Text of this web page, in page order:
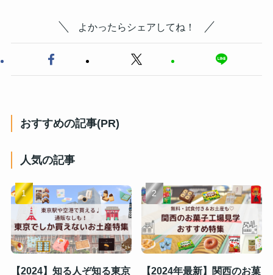
よかったらシェアしてね！
おすすめの記事(PR)
人気の記事
【2024】知る人ぞ知る東京 【2024年最新】関西のお菓